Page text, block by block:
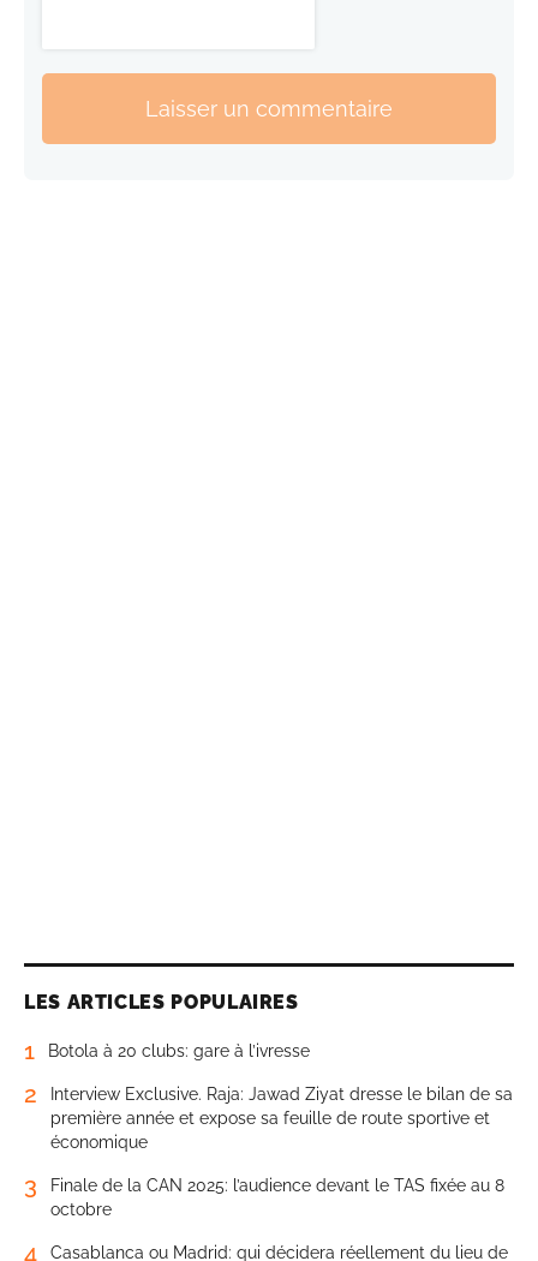
Laisser un commentaire
LES ARTICLES POPULAIRES
1 Botola à 20 clubs: gare à l’ivresse
2
Interview Exclusive. Raja: Jawad Ziyat dresse le bilan de sa
première année et expose sa feuille de route sportive et
économique
3
Finale de la CAN 2025: l’audience devant le TAS fixée au 8
octobre
4
Casablanca ou Madrid: qui décidera réellement du lieu de